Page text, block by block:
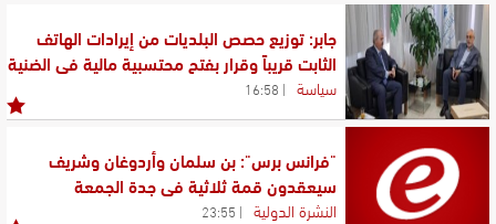
جابر: توزيع حصص البلديات من إيرادات الهاتف
الثابت قريباً وقرار بفتح محتسبية مالية في الضنية
سياسة 16:58
"فرانس برس": بن سلمان وأردوغان وشريف
سيعقدون قمة ثلاثية في جدة الجمعة
النشرة الدولية 23:55